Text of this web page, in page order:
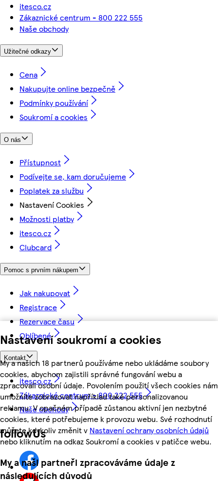
Nastavení soukromí a cookies
My a našich 18 partnerů používáme nebo ukládáme soubory
cookies, abychom zajistili správné fungování webu a
zpracovali osobní údaje. Povolením použití všech cookies nám
umožníte zobrazovat například také personalizovanou
reklamu. V opačném případě zůstanou aktivní jen nezbytné
cookies, které potřebujeme k provozu webu. Své rozhodnutí
můžete kdykoliv změnit v Nastavení ochrany osobních údajů
nebo kliknutím na odkaz Soukromí a cookies v patičce webu.
My a naši partneři zpracováváme údaje z
následujících důvodů
itesco.cz
Zákaznické centrum - 800 222 555
Naše obchody
Užitečné odkazy
Cena
Nakupujte online bezpečně
Podmínky používání
Soukromí a cookies
O nás
Přístupnost
Podívejte se, kam doručujeme
Poplatek za službu
Nastavení Cookies
Možnosti platby
itesco.cz
Clubcard
Pomoc s prvním nákupem
Jak nakupovat
Registrace
Rezervace času
Oblíbené
Kontakt
itesco.cz
Zákaznické centrum - 800 222 555
Naše obchody
followUs